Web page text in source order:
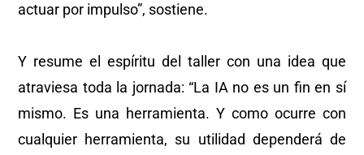
actuar por impulso”, sostiene.
Y resume el espíritu del taller con una idea que
atraviesa toda la jornada: “La IA no es un fin en sí
mismo. Es una herramienta. Y como ocurre con
cualquier herramienta, su utilidad dependerá de